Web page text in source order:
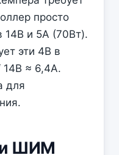
просто
14В и 5А (70Вт).
эти 4В в
14В ≈ 6,4А.
для
и ШИМ